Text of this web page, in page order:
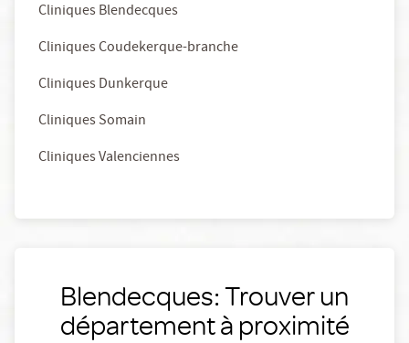
Cliniques Blendecques
Cliniques Coudekerque-branche
Cliniques Dunkerque
Cliniques Somain
Cliniques Valenciennes
Blendecques: Trouver un
département à proximité